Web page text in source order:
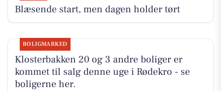
Blæsende start, men dagen holder tørt
BOLIGMARKED
Klosterbakken 20 og 3 andre boliger er
kommet til salg denne uge i Rødekro - se
boligerne her.